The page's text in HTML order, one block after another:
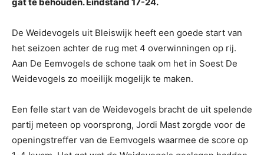
De Weidevogels uit Bleiswijk heeft een goede start van
het seizoen achter de rug met 4 overwinningen op rij.
Aan De Eemvogels de schone taak om het in Soest De
Weidevogels zo moeilijk mogelijk te maken.
Een felle start van de Weidevogels bracht de uit spelende
partij meteen op voorsprong, Jordi Mast zorgde voor de
openingstreffer van de Eemvogels waarmee de score op